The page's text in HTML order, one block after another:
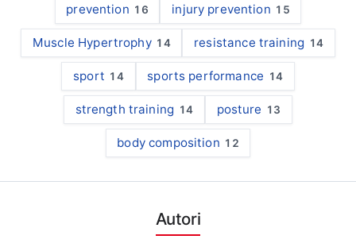
prevention 16 injury prevention 15
Muscle Hypertrophy 14 resistance training 14
sport 14 sports performance 14
strength training 14 posture 13
body composition 12
Autori